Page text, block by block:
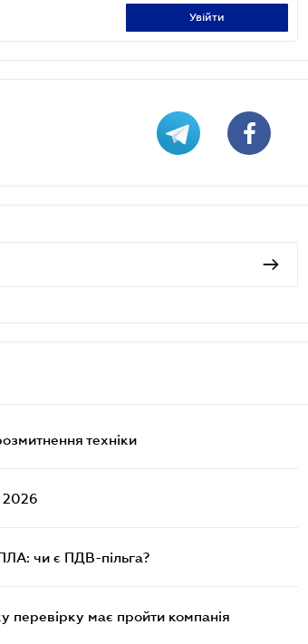
увійти
техніки
2026
чи є ПДВ-пільга?
перевірку має пройти компанія